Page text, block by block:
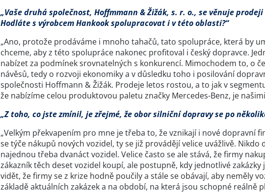
„Vaše druhá společnost, Hoffmmann & Žižák, s. r. o., se věnuje
Hodláte s výrobcem Hankook spolupracovat i v této oblasti?“
„Ano, protože prodáváme i mnoho tahačů, tato spolupráce, která by
chceme, aby z této spolupráce nakonec profitoval i český dopravce.
nabízet za podmínek srovnatelných s konkurencí. Mimochodem to, o
návěsů, tedy o rozvoji ekonomiky a v důsledku toho i posilování
společnosti Hoffmann & Žižák. Prodeje letos rostou, a to jak v
že nabízíme celou produktovou paletu značky Mercedes-Benz, je
„Z toho, co jste zmínil, je zřejmé, že obor silniční dopravy se po
„Velkým překvapením pro mne je třeba to, že vznikají i nové dopravní
se týče nákupů nových vozidel, ty se již provádějí velice uvážlivě.
najednou třeba dvanáct vozidel. Velice často se ale stává, že firmy
zákazník těch deset vozidel koupí, ale postupně, kdy jednotlivé
vidět, že firmy se z krize hodně poučily a stále se obávají, aby neměly
základě aktuálních zakázek a na období, na která jsou schopné reálně